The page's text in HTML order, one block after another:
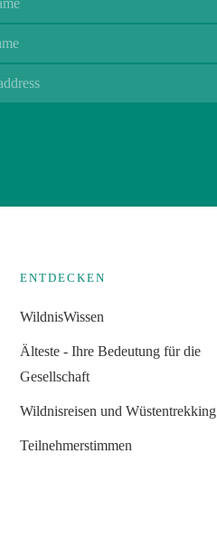
ENTDECKEN
WildnisWissen
Älteste - Ihre Bedeutung für die
Gesellschaft
Wildnisreisen und Wüstentrekking
Teilnehmerstimmen